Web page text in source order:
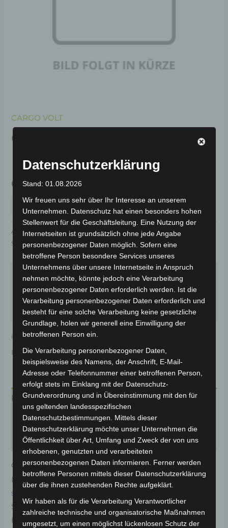
CARGO VOLT
CARGO VOLT RÜCKLICHT
RECHTS
69,00€ *
IN DEN WARENKORB
Artikelnummer: BP150-030 Kategorie:CARGO VOLT
Schlagwort:Elektrik & Beleuchtung
Garantiert sicherer Checkout
inkl. 19 % MwSt.Kostenloser Versand
Lieferzeit:Versandfertig innerhalb 24 Stunden*
Beschreibung
Produktsicherheit
Rezensionen (0)
Original-Ersatzteil für das E-Lastendreirad Cargo Volt
(Modell: BP150, Hersteller: Saige). Das rechte Rücklicht
sorgt für Sichtbarkeit und Sicherheit im
Straßenverkehr. Weitere Informationen zum
Fahrzeug findest du hier:E-Lastendreirad Cargo Volt
Datenschutzerklärung
Stand: 01.08.2026
Wir freuen uns sehr über Ihr Interesse an unserem
Unternehmen. Datenschutz hat einen besonders hohen
Stellenwert für die Geschäftsleitung. Eine Nutzung der
Internetseiten ist grundsätzlich ohne jede Angabe
personenbezogener Daten möglich. Sofern eine
betroffene Person besondere Services unseres
Unternehmens über unsere Internetseite in Anspruch
nehmen möchte, könnte jedoch eine Verarbeitung
personenbezogener Daten erforderlich werden. Ist die
Verarbeitung personenbezogener Daten erforderlich und
besteht für eine solche Verarbeitung keine gesetzliche
Grundlage, holen wir generell eine Einwilligung der
betroffenen Person ein.
Die Verarbeitung personenbezogener Daten,
beispielsweise des Namens, der Anschrift, E-Mail-
Adresse oder Telefonnummer einer betroffenen Person,
erfolgt stets im Einklang mit der Datenschutz-
Grundverordnung und in Übereinstimmung mit den für
uns geltenden landesspezifischen
Datenschutzbestimmungen. Mittels dieser
Datenschutzerklärung möchte unser Unternehmen die
Öffentlichkeit über Art, Umfang und Zweck der von uns
erhobenen, genutzten und verarbeiteten
personenbezogenen Daten informieren. Ferner werden
betroffene Personen mittels dieser Datenschutzerklärung
über die ihnen zustehenden Rechte aufgeklärt.
Wir haben als für die Verarbeitung Verantwortlicher
zahlreiche technische und organisatorische Maßnahmen
umgesetzt, um einen möglichst lückenlosen Schutz der